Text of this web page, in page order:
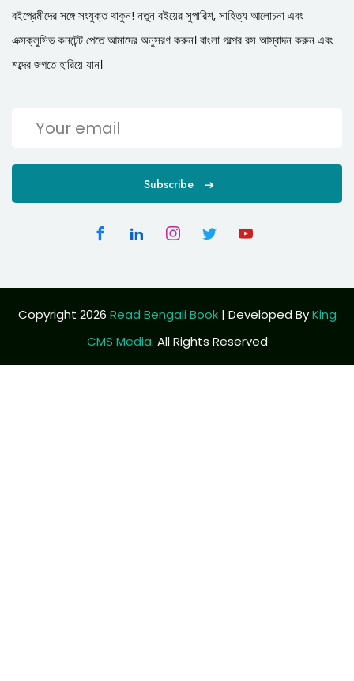
বইপ্রেমীদের সঙ্গে সংযুক্ত থাকুন! নতুন বইয়ের সুপারিশ, সাহিত্য আলোচনা এবং
এক্সক্লুসিভ কনটেন্ট পেতে আমাদের অনুসরণ করুন। বাংলা গল্পের রস আস্বাদন করুন এবং
শব্দের জগতে হারিয়ে যান।
Subscribe
Copyright 2026 Read Bengali Book| Developed ByKing
CMS Media. All Rights Reserved